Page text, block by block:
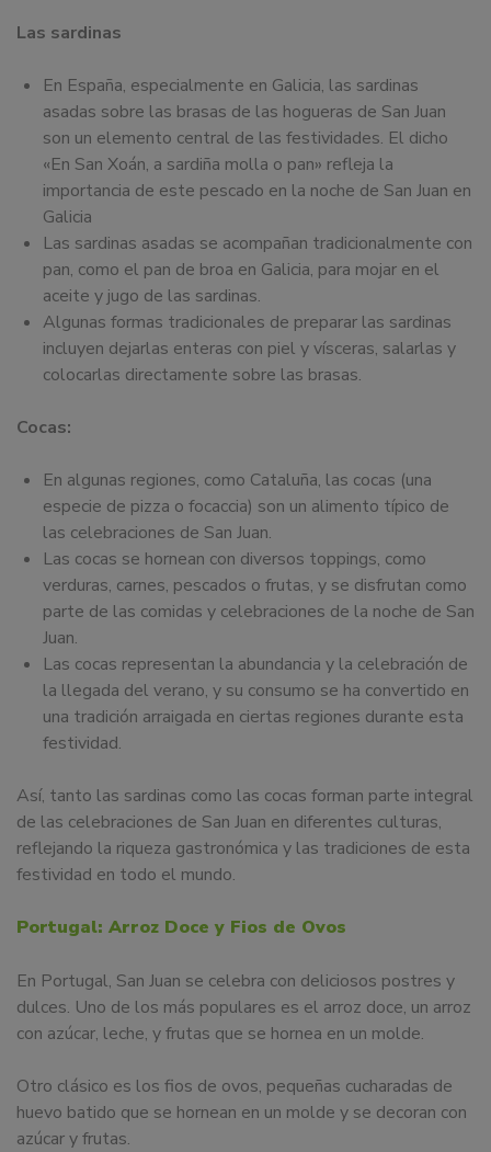
Las sardinas
En España, especialmente en Galicia, las sardinas
asadas sobre las brasas de las hogueras de San Juan
son un elemento central de las festividades. El dicho
«En San Xoán, a sardiña molla o pan» refleja la
importancia de este pescado en la noche de San Juan en
Galicia
Las sardinas asadas se acompañan tradicionalmente con
pan, como el pan de broa en Galicia, para mojar en el
aceite y jugo de las sardinas.
Algunas formas tradicionales de preparar las sardinas
incluyen dejarlas enteras con piel y vísceras, salarlas y
colocarlas directamente sobre las brasas.
Cocas:
En algunas regiones, como Cataluña, las cocas (una
especie de pizza o focaccia) son un alimento típico de
las celebraciones de San Juan.
Las cocas se hornean con diversos toppings, como
verduras, carnes, pescados o frutas, y se disfrutan como
parte de las comidas y celebraciones de la noche de San
Juan.
Las cocas representan la abundancia y la celebración de
la llegada del verano, y su consumo se ha convertido en
una tradición arraigada en ciertas regiones durante esta
festividad.
Así, tanto las sardinas como las cocas forman parte integral
de las celebraciones de San Juan en diferentes culturas,
reflejando la riqueza gastronómica y las tradiciones de esta
festividad en todo el mundo.
Portugal: Arroz Doce y Fios de Ovos
En Portugal, San Juan se celebra con deliciosos postres y
dulces. Uno de los más populares es el arroz doce, un arroz
con azúcar, leche, y frutas que se hornea en un molde.
Otro clásico es los fios de ovos, pequeñas cucharadas de
huevo batido que se hornean en un molde y se decoran con
azúcar y frutas.